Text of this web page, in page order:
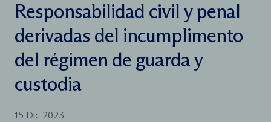
Responsabilidad civil y penal
derivadas del incumplimento
del régimen de guarda y
custodia
15 Dic 2023